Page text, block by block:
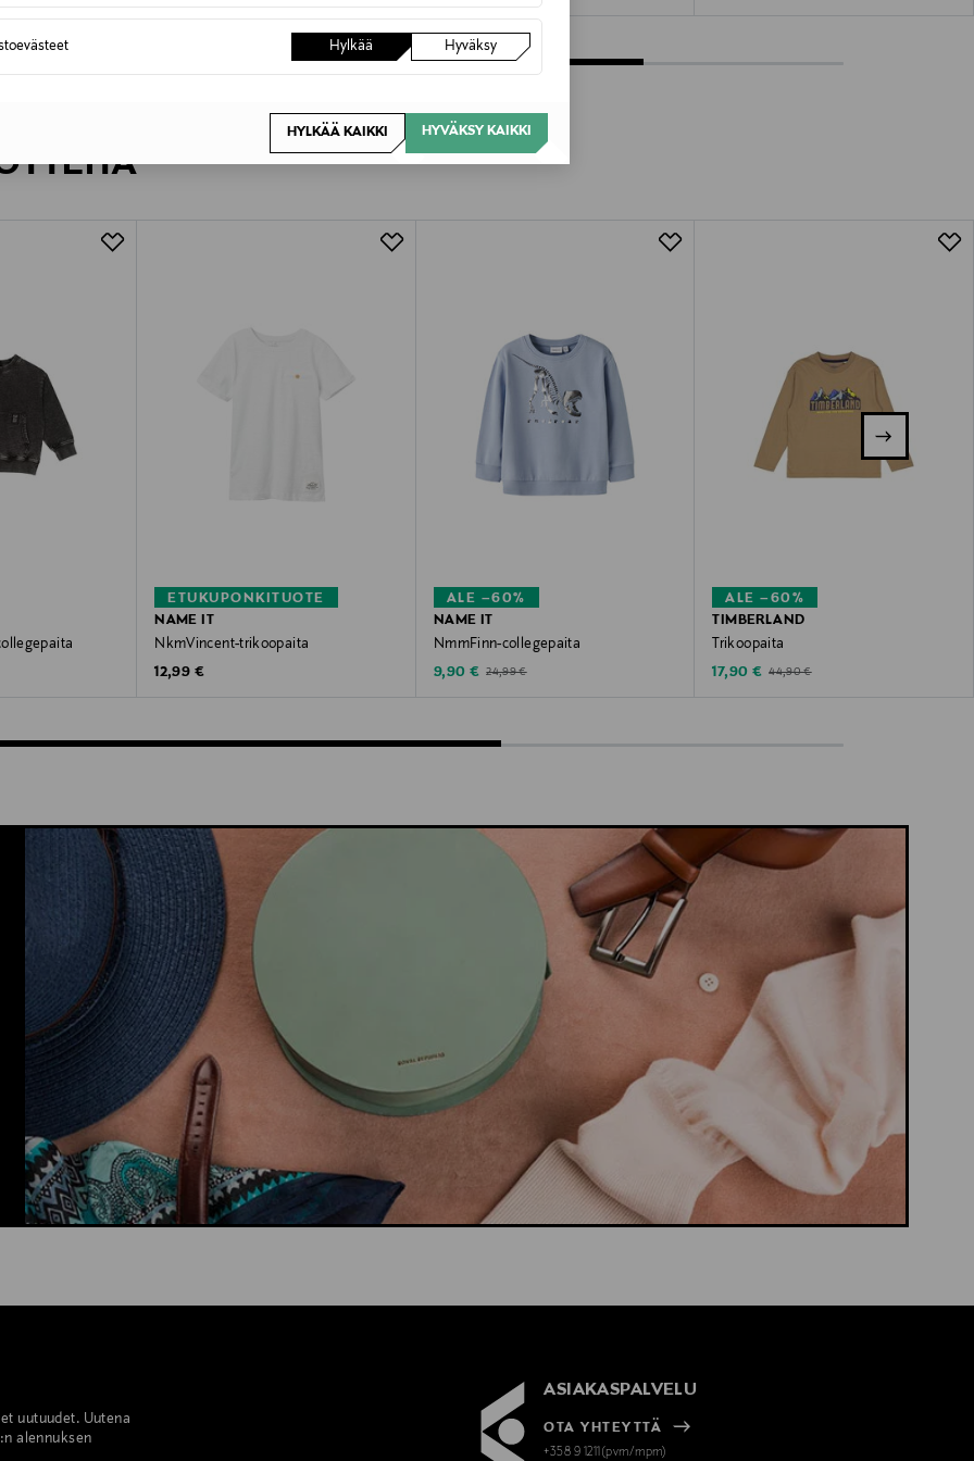
Hylkää Hyväksy
HYLKÄÄ KAIKKI HYVÄKSY KAIKKI
ETUKUPONKITUOTE
NAME IT
NkmVincent-trikoopaita
Original Price
12,99 €
ALE –60%
NAME IT
NmmFinn-collegepaita
Discounted Price
9,90 € Original Price
24,99 €
ALE –60%
TIMBERLAND
Trikoopaita
Discounted Price
17,90 € Original Price
44,90 €
uutuudet. Uutena
alennuksen
ASIAKASPALVELU
OTA YHTEYTTÄ
+358 9 1211(pvm/mpm)